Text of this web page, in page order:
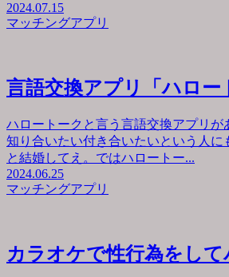
2024.07.15
マッチングアプリ
言語交換アプリ「ハロー
ハロートークと言う言語交換アプリ
知り合いたい付き合いたいという人
と結婚してえ。ではハロートー...
2024.06.25
マッチングアプリ
カラオケで性行為をし